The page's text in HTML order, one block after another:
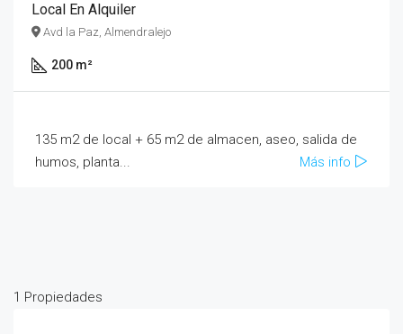
Local En Alquiler
Avd la Paz, Almendralejo
200 m²
135 m2 de local + 65 m2 de almacen, aseo, salida de
humos, planta...
Más info
1 Propiedades